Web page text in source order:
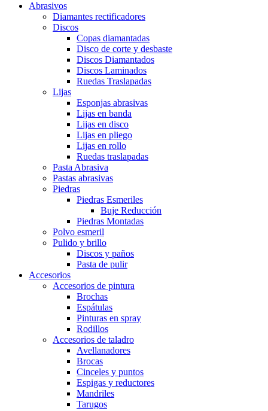
Abrasivos
Diamantes rectificadores
Discos
Copas diamantadas
Disco de corte y desbaste
Discos Diamantados
Discos Laminados
Ruedas Traslapadas
Lijas
Esponjas abrasivas
Lijas en banda
Lijas en disco
Lijas en pliego
Lijas en rollo
Ruedas traslapadas
Pasta Abrasiva
Pastas abrasivas
Piedras
Piedras Esmeriles
Buje Reducción
Piedras Montadas
Polvo esmeril
Pulido y brillo
Discos y paños
Pasta de pulir
Accesorios
Accesorios de pintura
Brochas
Espátulas
Pinturas en spray
Rodillos
Accesorios de taladro
Avellanadores
Brocas
Cinceles y puntos
Espigas y reductores
Mandriles
Tarugos